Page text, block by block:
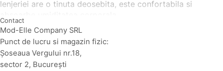
lenjeriei are o tinuta deosebita, este confortabila si
Lenjeriile de pat pentru hotel sunt de calitate superioara,
avand 3 ani garantie!
Contact
Mod-Elle Company SRL
Punct de lucru si magazin fizic:
Şoseaua Vergului nr.18,
sector 2, Bucureşti